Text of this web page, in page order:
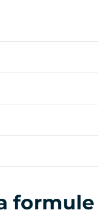
formule